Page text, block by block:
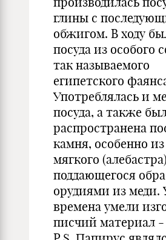
глины с
обжигом. В ходу
посуда из особого
так называемого
египетского
Употреблялась и
посуда, а также
распространена
камня, особенно из
мягкого
поддающегося
орудиями из меди.
времена умели
писчий материал -